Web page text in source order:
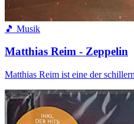
🎵 Musik
Matthias Reim - Zeppelin
Matthias Reim ist eine der